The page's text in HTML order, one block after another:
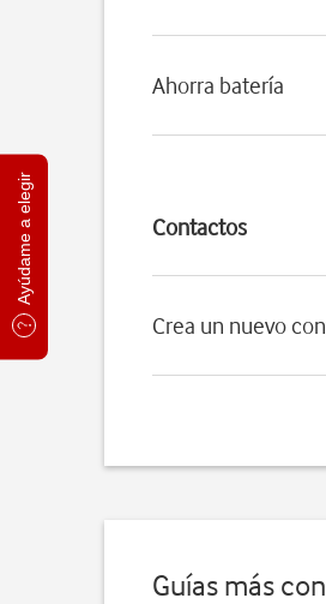
Ayúdame a elegir
Ahorra batería
Contactos
Crea un nuevo
Guías más